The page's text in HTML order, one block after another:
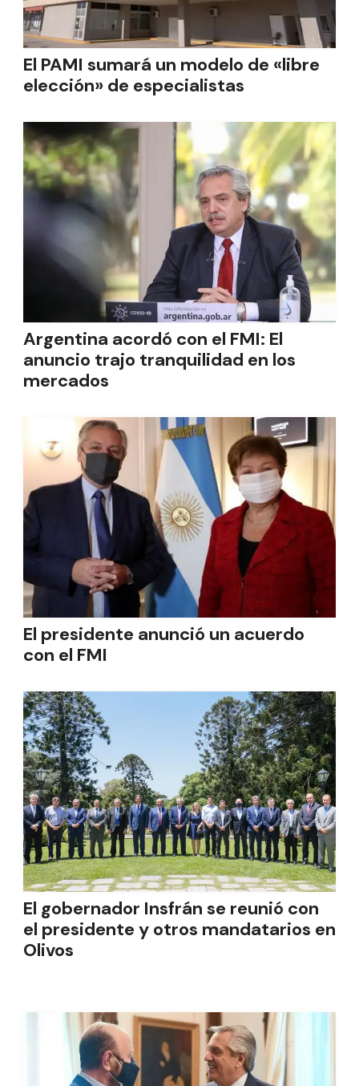
El PAMI sumará un modelo de «libre
elección» de especialistas
Argentina acordó con el FMI: El
anuncio trajo tranquilidad en los
mercados
El presidente anunció un acuerdo
con el FMI
El gobernador Insfrán se reunió con
el presidente y otros mandatarios en
Olivos